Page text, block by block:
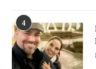
4